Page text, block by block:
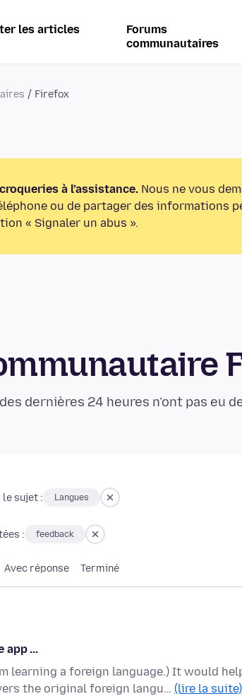
les articles
Forums
communautaires
Firefox
à l’assistance. Nous ne vous
ou de partager des informations
« Signaler un abus ».
dernières 24 heures n’ont pas eu
sujet : Langues
: feedback
Avec réponse Terminé
app ...
learning a foreign language.) It would
the original foreign langu… (lire la suite)